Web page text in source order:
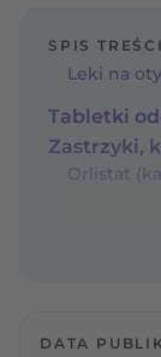
SPIS TREŚCI
Tabletki
Orlistat
DATA